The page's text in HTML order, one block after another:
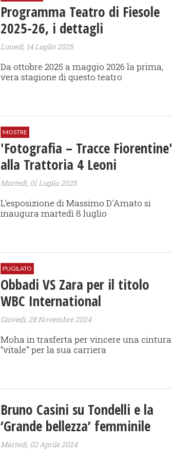
Programma Teatro di Fiesole
2025-26, i dettagli
Lunedì, 14 Luglio 2025
Da ottobre 2025 a maggio 2026 la prima,
vera stagione di questo teatro
MOSTRE
'Fotografia – Tracce Fiorentine'
alla Trattoria 4 Leoni
Martedì, 01 Luglio 2025
L’esposizione di Massimo D'Amato si
inaugura martedì 8 luglio
PUGILATO
Obbadi VS Zara per il titolo
WBC International
Giovedì, 28 Novembre 2024
Moha in trasferta per vincere una cintura
“vitale” per la sua carriera
Bruno Casini su Tondelli e la
‘Grande bellezza’ femminile
Martedì, 02 Aprile 2024